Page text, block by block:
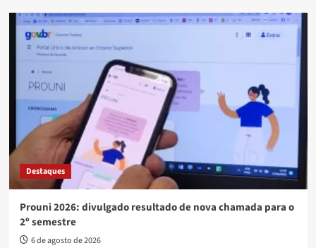
Destaques
Prouni 2026: divulgado resultado de nova chamada para o
2º semestre
6 de agosto de 2026